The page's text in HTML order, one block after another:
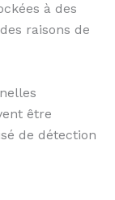
à des
raisons de
être
de détection